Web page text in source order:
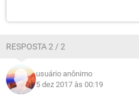
RESPOSTA 2 / 2
usuário anônimo
5 dez 2017 às 00:19